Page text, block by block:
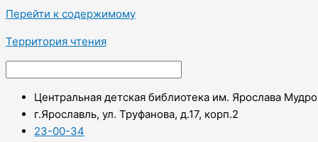
Перейти к содержимому
Территория чтения
Центральная детская библиотека им. Ярослава
г.Ярославль, ул. Труфанова, д.17, корп.2
23-00-34